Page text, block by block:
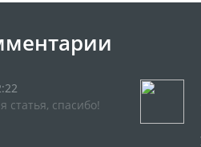
статья, спасибо!